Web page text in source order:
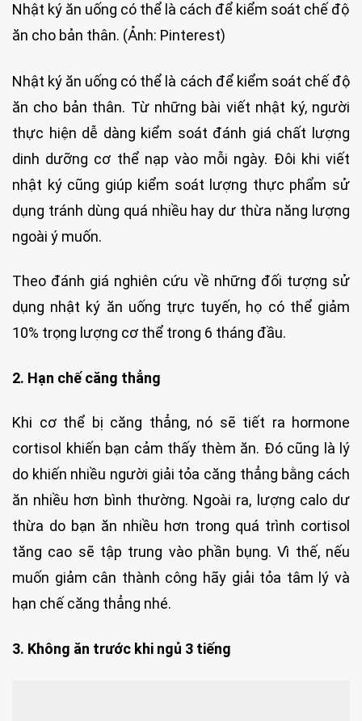
Nhật ký ăn uống có thể là cách để kiểm soát chế độ
ăn cho bản thân. (Ảnh: Pinterest)
Nhật ký ăn uống có thể là cách để kiểm soát chế độ
ăn cho bản thân. Từ những bài viết nhật ký, người
thực hiện dễ dàng kiểm soát đánh giá chất lượng
dinh dưỡng cơ thể nạp vào mỗi ngày. Đôi khi viết
nhật ký cũng giúp kiểm soát lượng thực phẩm sử
dụng tránh dùng quá nhiều hay dư thừa năng lượng
ngoài ý muốn.
Theo đánh giá nghiên cứu về những đối tượng sử
dụng nhật ký ăn uống trực tuyến, họ có thể giảm
10% trọng lượng cơ thể trong 6 tháng đầu.
2. Hạn chế căng thẳng
Khi cơ thể bị căng thẳng, nó sẽ tiết ra hormone
cortisol khiến bạn cảm thấy thèm ăn. Đó cũng là lý
do khiến nhiều người giải tỏa căng thẳng bằng cách
ăn nhiều hơn bình thường. Ngoài ra, lượng calo dư
thừa do bạn ăn nhiều hơn trong quá trình cortisol
tăng cao sẽ tập trung vào phần bụng. Vì thế, nếu
muốn giảm cân thành công hãy giải tỏa tâm lý và
hạn chế căng thẳng nhé.
3. Không ăn trước khi ngủ 3 tiếng